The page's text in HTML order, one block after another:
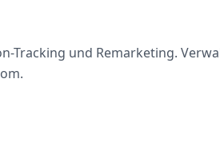
Tracking und Remarketing.